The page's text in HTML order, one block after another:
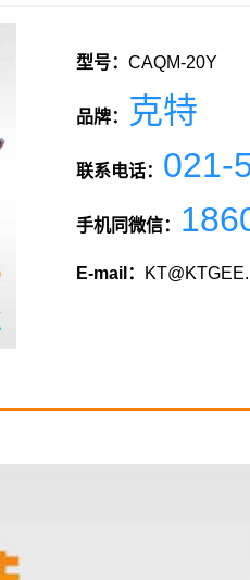
型号： CAQM-20Y
品牌： 克特
联系电话： 021-
手机同微信：
E-mail：